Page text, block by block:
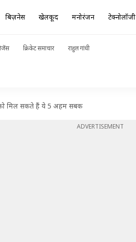
बिज़नेस खेलकूद मनोरंजन टेक्नोलॉजी
क्रिकेट समाचार राहुल गांधी
मिल सकते हैं ये 5 अहम सबक
ADVERTISEMENT